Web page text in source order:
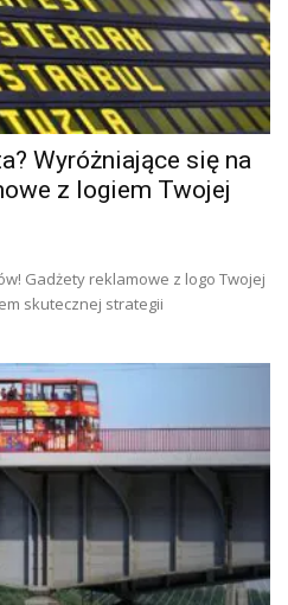
Wyróżniające się na
z logiem Twojej
Gadżety reklamowe z logo Twojej
skutecznej strategii